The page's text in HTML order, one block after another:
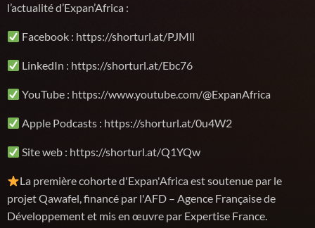
l’actualité d’Expan’Africa :
Facebook : ⁠https://shorturl.at/PJMll⁠
LinkedIn : ⁠https://shorturl.at/Ebc76⁠
YouTube : ⁠https://www.youtube.com/@ExpanAfrica⁠
Apple Podcasts : ⁠https://shorturl.at/0u4W2⁠
Site web : ⁠https://shorturl.at/Q1YQw
La première cohorte d'Expan'Africa est soutenue par le
projet Qawafel, financé par l'AFD – Agence Française de
Développement et mis en œuvre par Expertise France.